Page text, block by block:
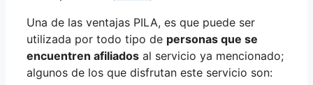
Una de las ventajas PILA, es que puede ser
utilizada por todo tipo de personas que se
encuentren afiliados al servicio ya mencionado;
algunos de los que disfrutan este servicio son: